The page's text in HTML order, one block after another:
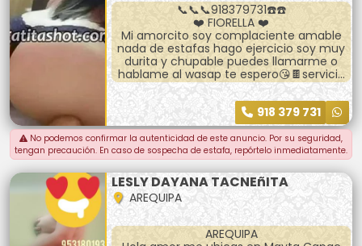
📞📞📞918379731☎️☎️
❤️ FIORELLA ❤️
Mi amorcito soy complaciente amable
nada de estafas hago ejercicio soy muy
durita y chupable puedes llamarme o
hablame al wasap te espero😘🍫servicio
oral👅servicio vaginal🫦💄servicio anall👌🏿
👌🏿👌🏿🍹🍷
918 379 731
No podemos confirmar la autenticidad de este anuncio. Por su seguridad,
tengan precaución. En caso de sospecha de estafa, repórtelo inmediatamente.
LESLY DAYANA TACNEñITA
AREQUIPA
AREQUIPA